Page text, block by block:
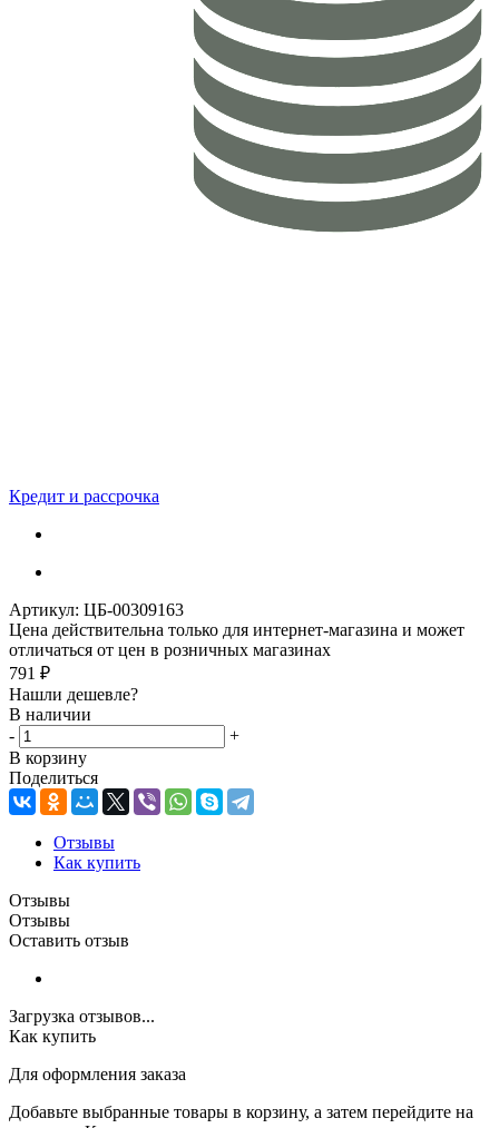
Кредит и рассрочка
Артикул: ЦБ-00309163
Цена действительна только для интернет-магазина и может
отличаться от цен в розничных магазинах
791 ₽
Нашли дешевле?
В наличии
-
+
В корзину
Поделиться
Отзывы
Как купить
Отзывы
Отзывы
Оставить отзыв
Загрузка отзывов...
Как купить
Для оформления заказа
Добавьте выбранные товары в корзину, а затем перейдите на